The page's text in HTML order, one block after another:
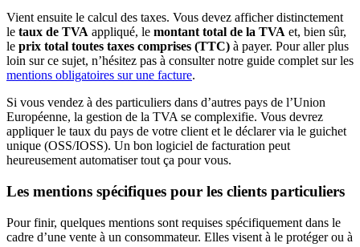
Vient ensuite le calcul des taxes. Vous devez afficher distinctement
le taux de TVA appliqué, le montant total de la TVA et, bien sûr,
le prix total toutes taxes comprises (TTC) à payer. Pour aller plus
loin sur ce sujet, n’hésitez pas à consulter notre guide complet sur les
mentions obligatoires sur une facture.
Si vous vendez à des particuliers dans d’autres pays de l’Union
Européenne, la gestion de la TVA se complexifie. Vous devrez
appliquer le taux du pays de votre client et le déclarer via le guichet
unique (OSS/IOSS). Un bon logiciel de facturation peut
heureusement automatiser tout ça pour vous.
Les mentions spécifiques pour les clients particuliers
Pour finir, quelques mentions sont requises spécifiquement dans le
cadre d’une vente à un consommateur. Elles visent à le protéger ou à